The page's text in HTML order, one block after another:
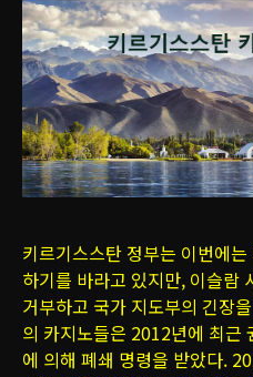
키르기스스탄 정부는 이번에
하기를 바라고 있지만, 이슬람
거부하고 국가 지도부의 긴장
의 카지노들은 2012년에 최근
에 의해 폐쇄 명령을 받았다.